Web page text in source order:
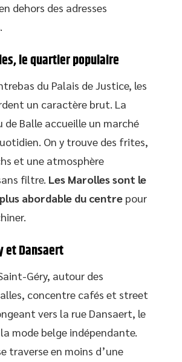
dehors des adresses
le quartier populaire
du Palais de Justice, les
un caractère brut. La
de Balle accueille un marché
On y trouve des frites,
et une atmosphère
filtre. Les Marolles sont le
abordable du centre pour
et Dansaert
Géry, autour des
concentre cafés et street
vers la rue Dansaert, le
mode belge indépendante.
traverse en moins d’une